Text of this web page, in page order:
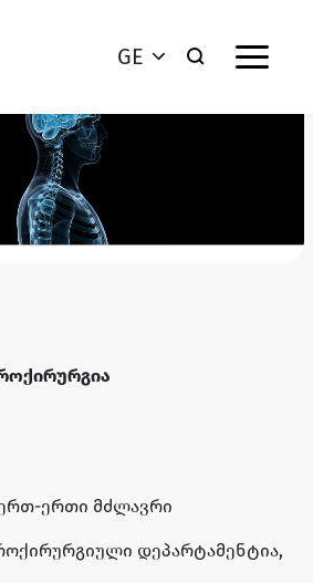
GE
ერთი მძლავრი
დეპარტამენტია,